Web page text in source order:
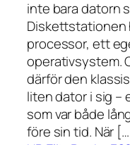
inte bara datorn
Diskettstationen
processor, ett
operativsystem.
därför den
liten dator i sig –
som var både
före sin tid. När